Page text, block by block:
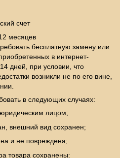
счет
месяцев
бесплатную замену или
в интернет-
дней, при условии, что
возникли не по его вине,
в следующих случаях:
лицом;
внешний вид сохранен;
и не повреждена;
товара сохранены: